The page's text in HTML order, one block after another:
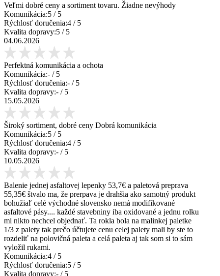
Veľmi dobré ceny a sortiment tovaru. Žiadne nevýhody
Komunikácia:5 / 5
Rýchlosť doručenia:4 / 5
Kvalita dopravy:5 / 5
04.06.2026
Perfektná komunikácia a ochota
Komunikácia:- / 5
Rýchlosť doručenia:- / 5
Kvalita dopravy:- / 5
15.05.2026
Široký sortiment, dobré ceny Dobrá komunikácia
Komunikácia:5 / 5
Rýchlosť doručenia:4 / 5
Kvalita dopravy:- / 5
10.05.2026
Balenie jednej asfaltovej lepenky 53,7€ a paletová preprava
55,35€ štvalo ma, že prerpava je drahšia ako samotný produkt
bohužiaľ celé východné slovensko nemá modifikované
asfaltové pásy.... každé stavebniny iba oxidované a jednu rolku
mi nikto nechcel objednať. Ta rokla bola na malinkej paletke
1/3 z palety tak prečo účtujete cenu celej palety mali by ste to
rozdeliť na polovičná paleta a celá paleta aj tak som si to sám
vyložil rukami.
Komunikácia:4 / 5
Rýchlosť doručenia:5 / 5
Kvalita dopravy:- / 5